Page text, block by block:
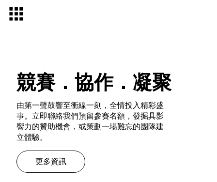
競賽．協作．凝聚
由第一聲鼓響至衝線一刻，全情投入精彩盛
事。立即聯絡我們預留參賽名額，發掘具影
響力的贊助機會，或策劃一場難忘的團隊建
立體驗。
更多資訊